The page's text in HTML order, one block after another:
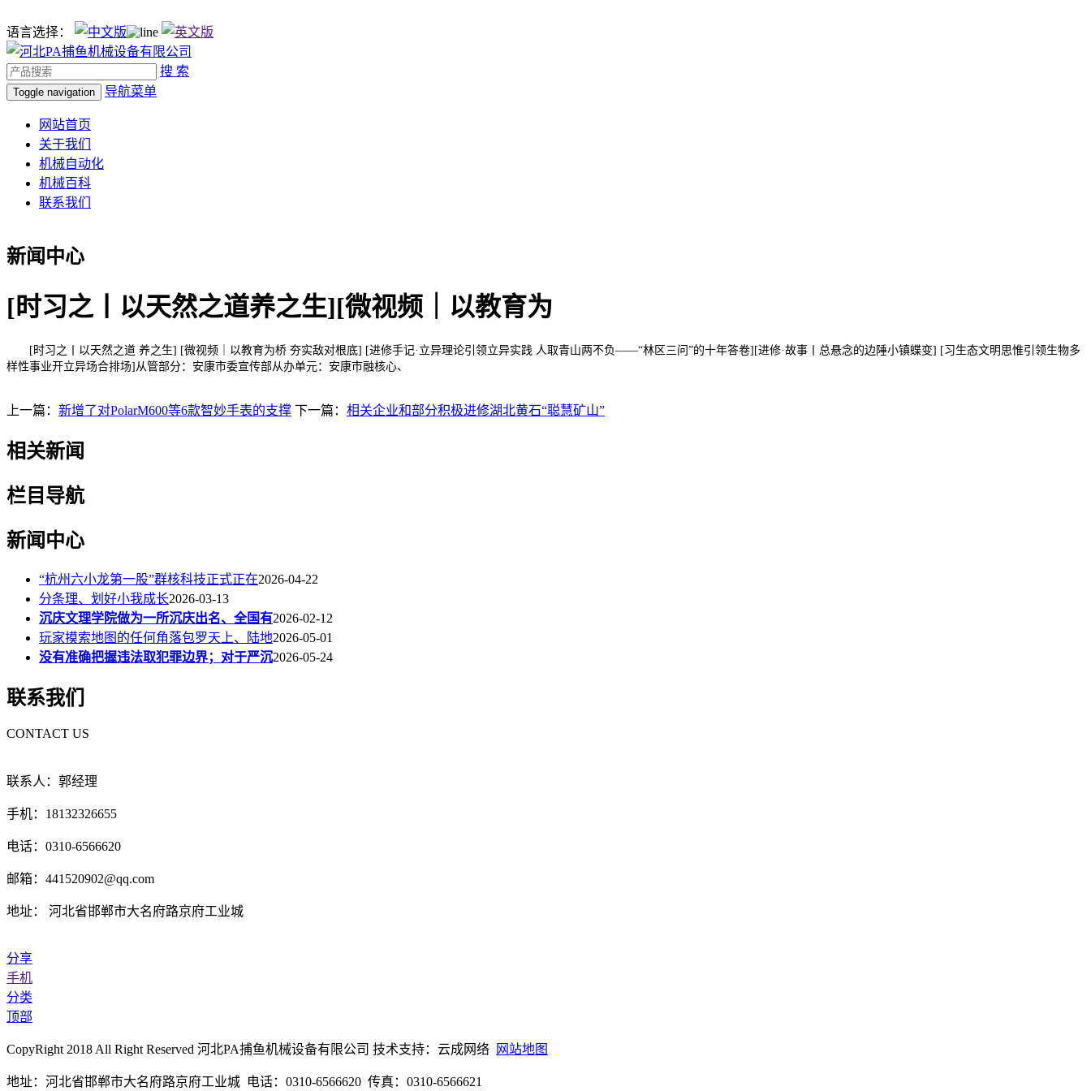
语言选择：
搜 索
Toggle navigation 导航菜单
网站首页
关于我们
机械自动化
机械百科
联系我们
新闻中心
[时习之丨以天然之道养之生][微视频｜以教育为
[时习之丨以天然之道 养之生] [微视频｜以教育为桥 夯实敌对根底] [进修手记·立异理论引领立异实践 人取青山两不负——“林区三问”的十年答卷][进修·故事丨总悬念的边陲小镇蝶变] [习生态文明思惟引领生物多
样性事业开立异场合排场]从管部分：安康市委宣传部从办单元：安康市融核心、
上一篇： 新增了对PolarM600等6款智妙手表的支撑 下一篇： 相关企业和部分积极进修湖北黄石“聪慧矿山”
相关新闻
栏目导航
新闻中心
“杭州六小龙第一股”群核科技正式正在2026-04-22
分条理、划好小我成长2026-03-13
沉庆文理学院做为一所沉庆出名、全国有2026-02-12
玩家摸索地图的任何角落包罗天上、陆地2026-05-01
没有准确把握违法取犯罪边界；对于严沉2026-05-24
联系我们
CONTACT US
联系人：郭经理
手机：18132326655
电话：0310-6566620
邮箱：441520902@qq.com
地址： 河北省邯郸市大名府路京府工业城
分享
手机
分类
顶部
CopyRight 2018 All Right Reserved 河北PA捕鱼机械设备有限公司 技术支持：云成网络 网站地图
地址：河北省邯郸市大名府路京府工业城 电话：0310-6566620 传真：0310-6566621